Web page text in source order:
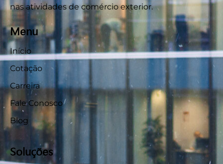
nas atividades de comércio exterior.
Menu
Início
Cotação
Carreira
Fale Conosco
Blog
Soluções